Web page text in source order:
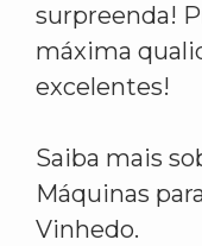
surpreenda!
máxima
excelentes!
Saiba mais
Máquinas
Vinhedo.